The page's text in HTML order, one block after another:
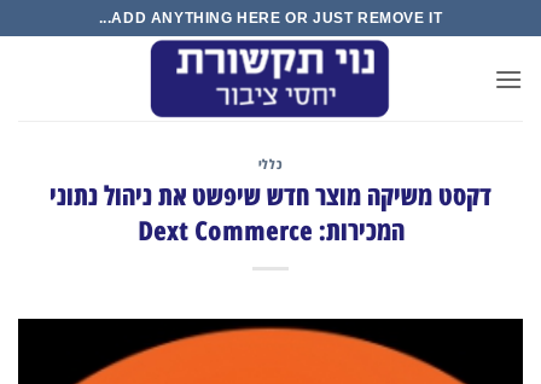
content
ADD ANYTHING HERE OR JUST REMOVE IT...
כללי
דקסט משיקה מוצר חדש שיפשט את ניהול נתוני
המכירות: Dext Commerce